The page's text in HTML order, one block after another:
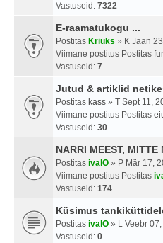
Vastuseid: 7322
E-raamatukogu ...
Postitas Kriuks » K Jaan
Viimane postitus Postitas
Vastuseid: 7
Jutud & artiklid
Postitas kass » T Sept 11,
Viimane postitus Postitas
Vastuseid: 30
NARRI MEEST, MITTE
Postitas ivalO » P Mär 17,
Viimane postitus Postitas
Vastuseid: 174
Küsimus
Postitas ivalO » L Veebr
Vastuseid: 0